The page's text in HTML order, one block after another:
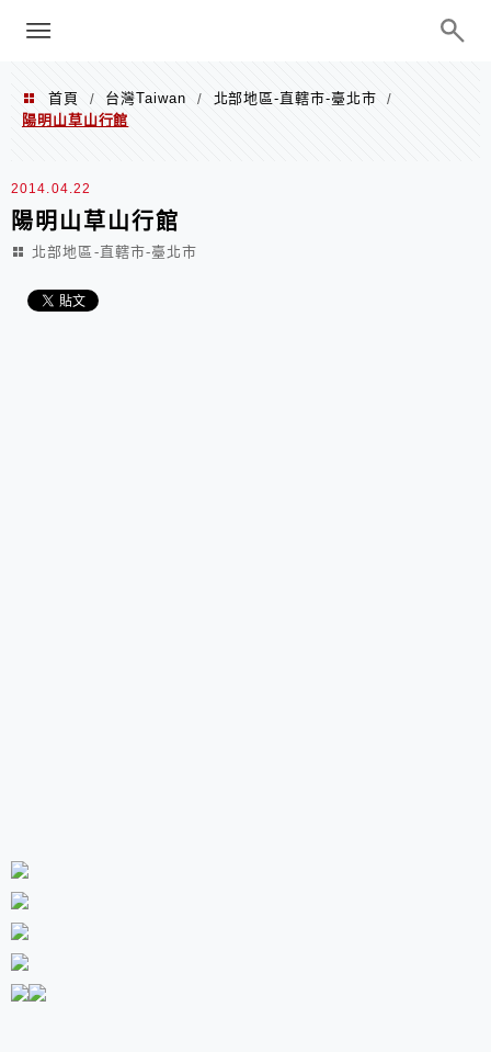
巧、世界走透透
menu
首頁 / 台灣Taiwan / 北部地區-直轄市-臺北市
/
陽明山草山行館
2014.04.22
陽明山草山行館
北部地區-直轄市-臺北市